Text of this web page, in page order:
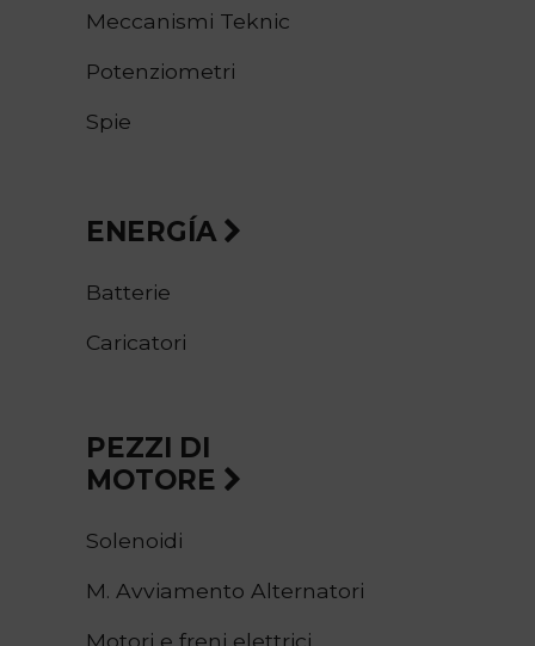
Meccanismi Teknic
Potenziometri
Spie
ENERGÍA
Batterie
Caricatori
PEZZI DI
MOTORE
Solenoidi
M. Avviamento Alternatori
Motori e freni elettrici